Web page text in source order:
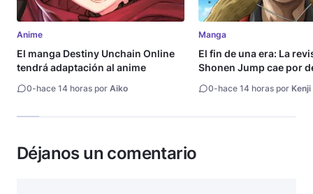
Anime
El manga Destiny Unchain Online
tendrá adaptación al anime
0-hace 14 horas por Aiko
Manga
El fin de una era: La
Shonen Jump cae por
0-hace 14 horas por Kenji
Déjanos un comentario